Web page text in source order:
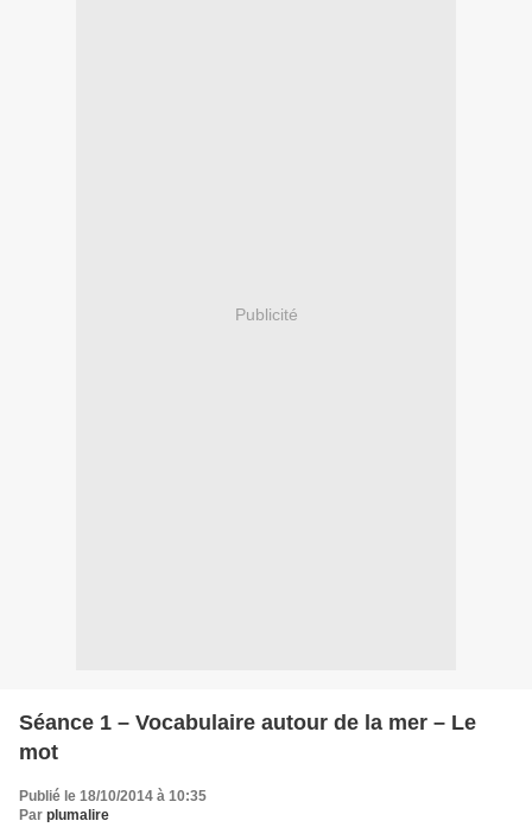
Publicité
Séance 1 – Vocabulaire autour de la mer – Le
mot
Publié le 18/10/2014 à 10:35
Par plumalire